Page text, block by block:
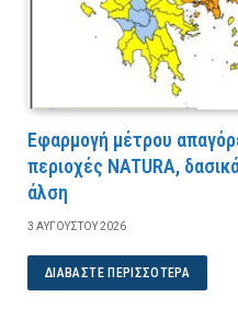
Εφαρμογή μέτρου
περιοχές NATURA,
άλση
3 ΑΥΓΟΎΣΤΟΥ 2026
ΔΙΑΒΆΣΤΕ ΠΕΡΙΣΣΌΤΕΡΑ